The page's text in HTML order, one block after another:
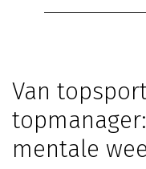
Van
mentale